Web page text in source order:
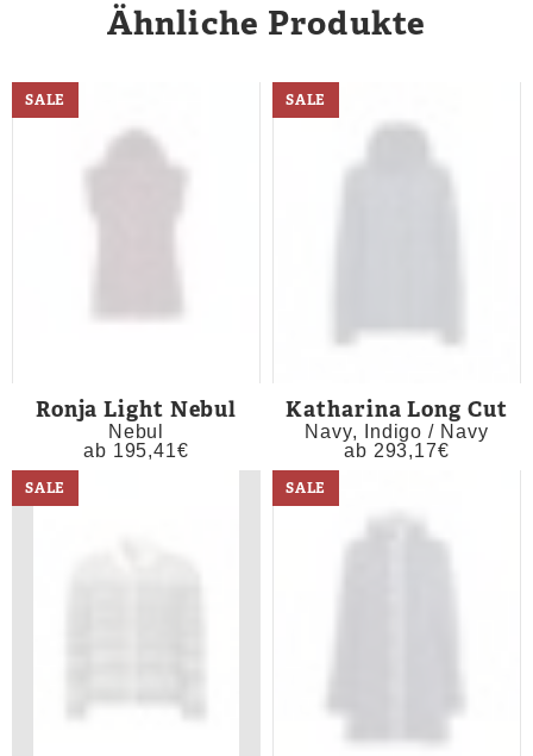
Ähnliche Produkte
SALE
Ronja Light Nebul
Nebul
ab 195,41€
SALE
Katharina Long Cut
Navy, Indigo / Navy
ab 293,17€
SALE SALE